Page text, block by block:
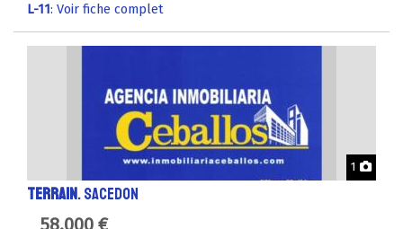
L-11: Voir fiche complet
1
TERRAIN. SACEDON
58.000 €